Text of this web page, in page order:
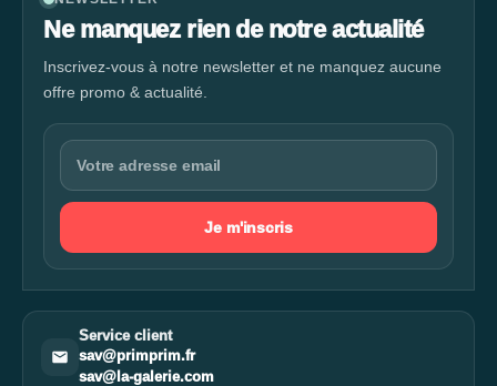
Ne manquez rien de notre actualité
Inscrivez-vous à notre newsletter et ne manquez aucune
offre promo & actualité.
Je m'inscris
Service client
sav@primprim.fr
sav@la-galerie.com